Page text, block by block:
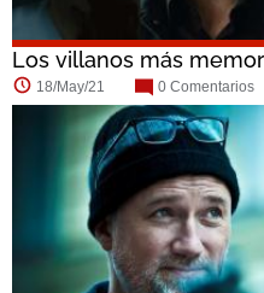
Los villanos más
18/May/21 0 Comentarios